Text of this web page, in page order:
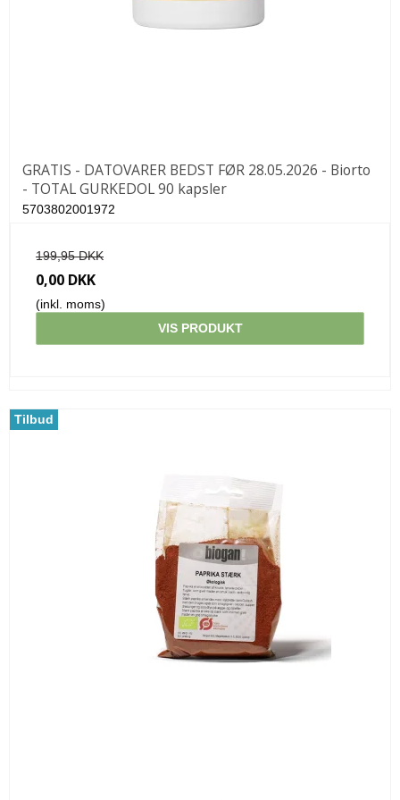
GRATIS - DATOVARER BEDST FØR 28.05.2026 - Biorto
- TOTAL GURKEDOL 90 kapsler
5703802001972
199,95 DKK
0,00 DKK
(inkl. moms)
VIS PRODUKT
Tilbud